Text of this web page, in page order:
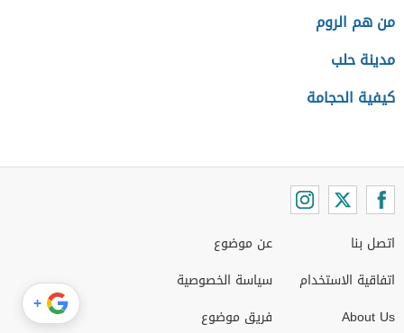
من هم الروم
مدينة حلب
كيفية الحجامة
اتصل بنا
اتفاقية الاستخدام
About Us
عن موضوع
سياسة الخصوصية
فريق موضوع
+